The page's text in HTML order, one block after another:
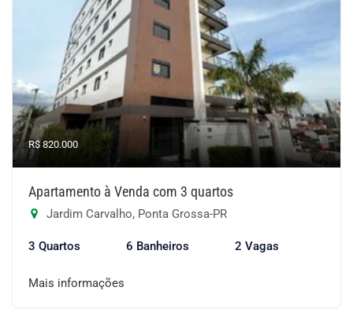
R$ 820.000
Apartamento à Venda com 3 quartos
Jardim Carvalho, Ponta Grossa-PR
3 Quartos 6 Banheiros 2 Vagas
Mais informações